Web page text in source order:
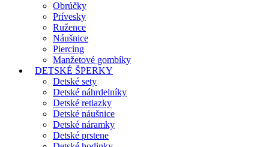
Obrúčky
Prívesky
Ružence
Náušnice
Piercing
Manžetové gombíky
DETSKÉ ŠPERKY
Detské sety
Detské náhrdelníky
Detské retiazky
Detské náušnice
Detské náramky
Detské prstene